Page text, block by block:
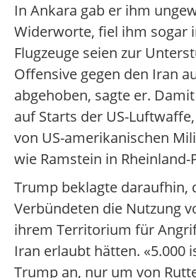
In Ankara gab er ihm
Widerworte, fiel ihm sogar
Flugzeuge seien zur
Offensive gegen den Iran
abgehoben, sagte er.
auf Starts der US-
von US-amerikanischen
wie Ramstein in Rheinland-
Trump beklagte daraufhin,
Verbündeten die Nutzung
ihrem Territorium für
Iran erlaubt hätten. «5.000
Trump an, nur um von